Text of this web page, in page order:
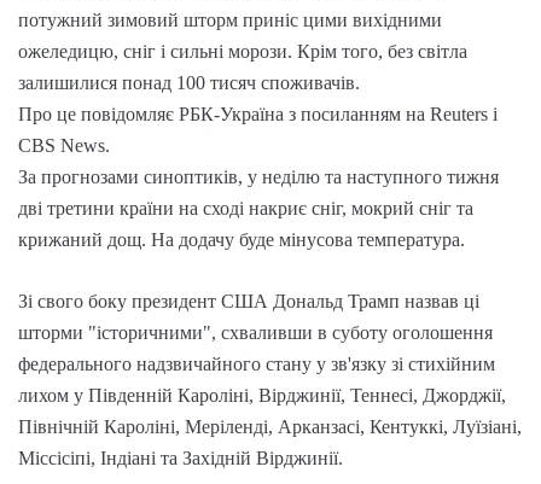
потужний зимовий шторм приніс цими вихідними
ожеледицю, сніг і сильні морози. Крім того, без світла
залишилися понад 100 тисяч споживачів.
Про це повідомляє РБК-Україна з посиланням на Reuters і
CBS News.
За прогнозами синоптиків, у неділю та наступного тижня
дві третини країни на сході накриє сніг, мокрий сніг та
крижаний дощ. На додачу буде мінусова температура.
Зі свого боку президент США Дональд Трамп назвав ці
шторми "історичними", схваливши в суботу оголошення
федерального надзвичайного стану у зв'язку зі стихійним
лихом у Південній Кароліні, Вірджинії, Теннесі, Джорджії,
Північній Кароліні, Меріленді, Арканзасі, Кентуккі, Луїзіані,
Міссісіпі, Індіані та Західній Вірджинії.